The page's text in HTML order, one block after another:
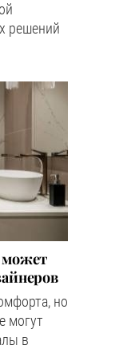
решений
может
но
могут
в